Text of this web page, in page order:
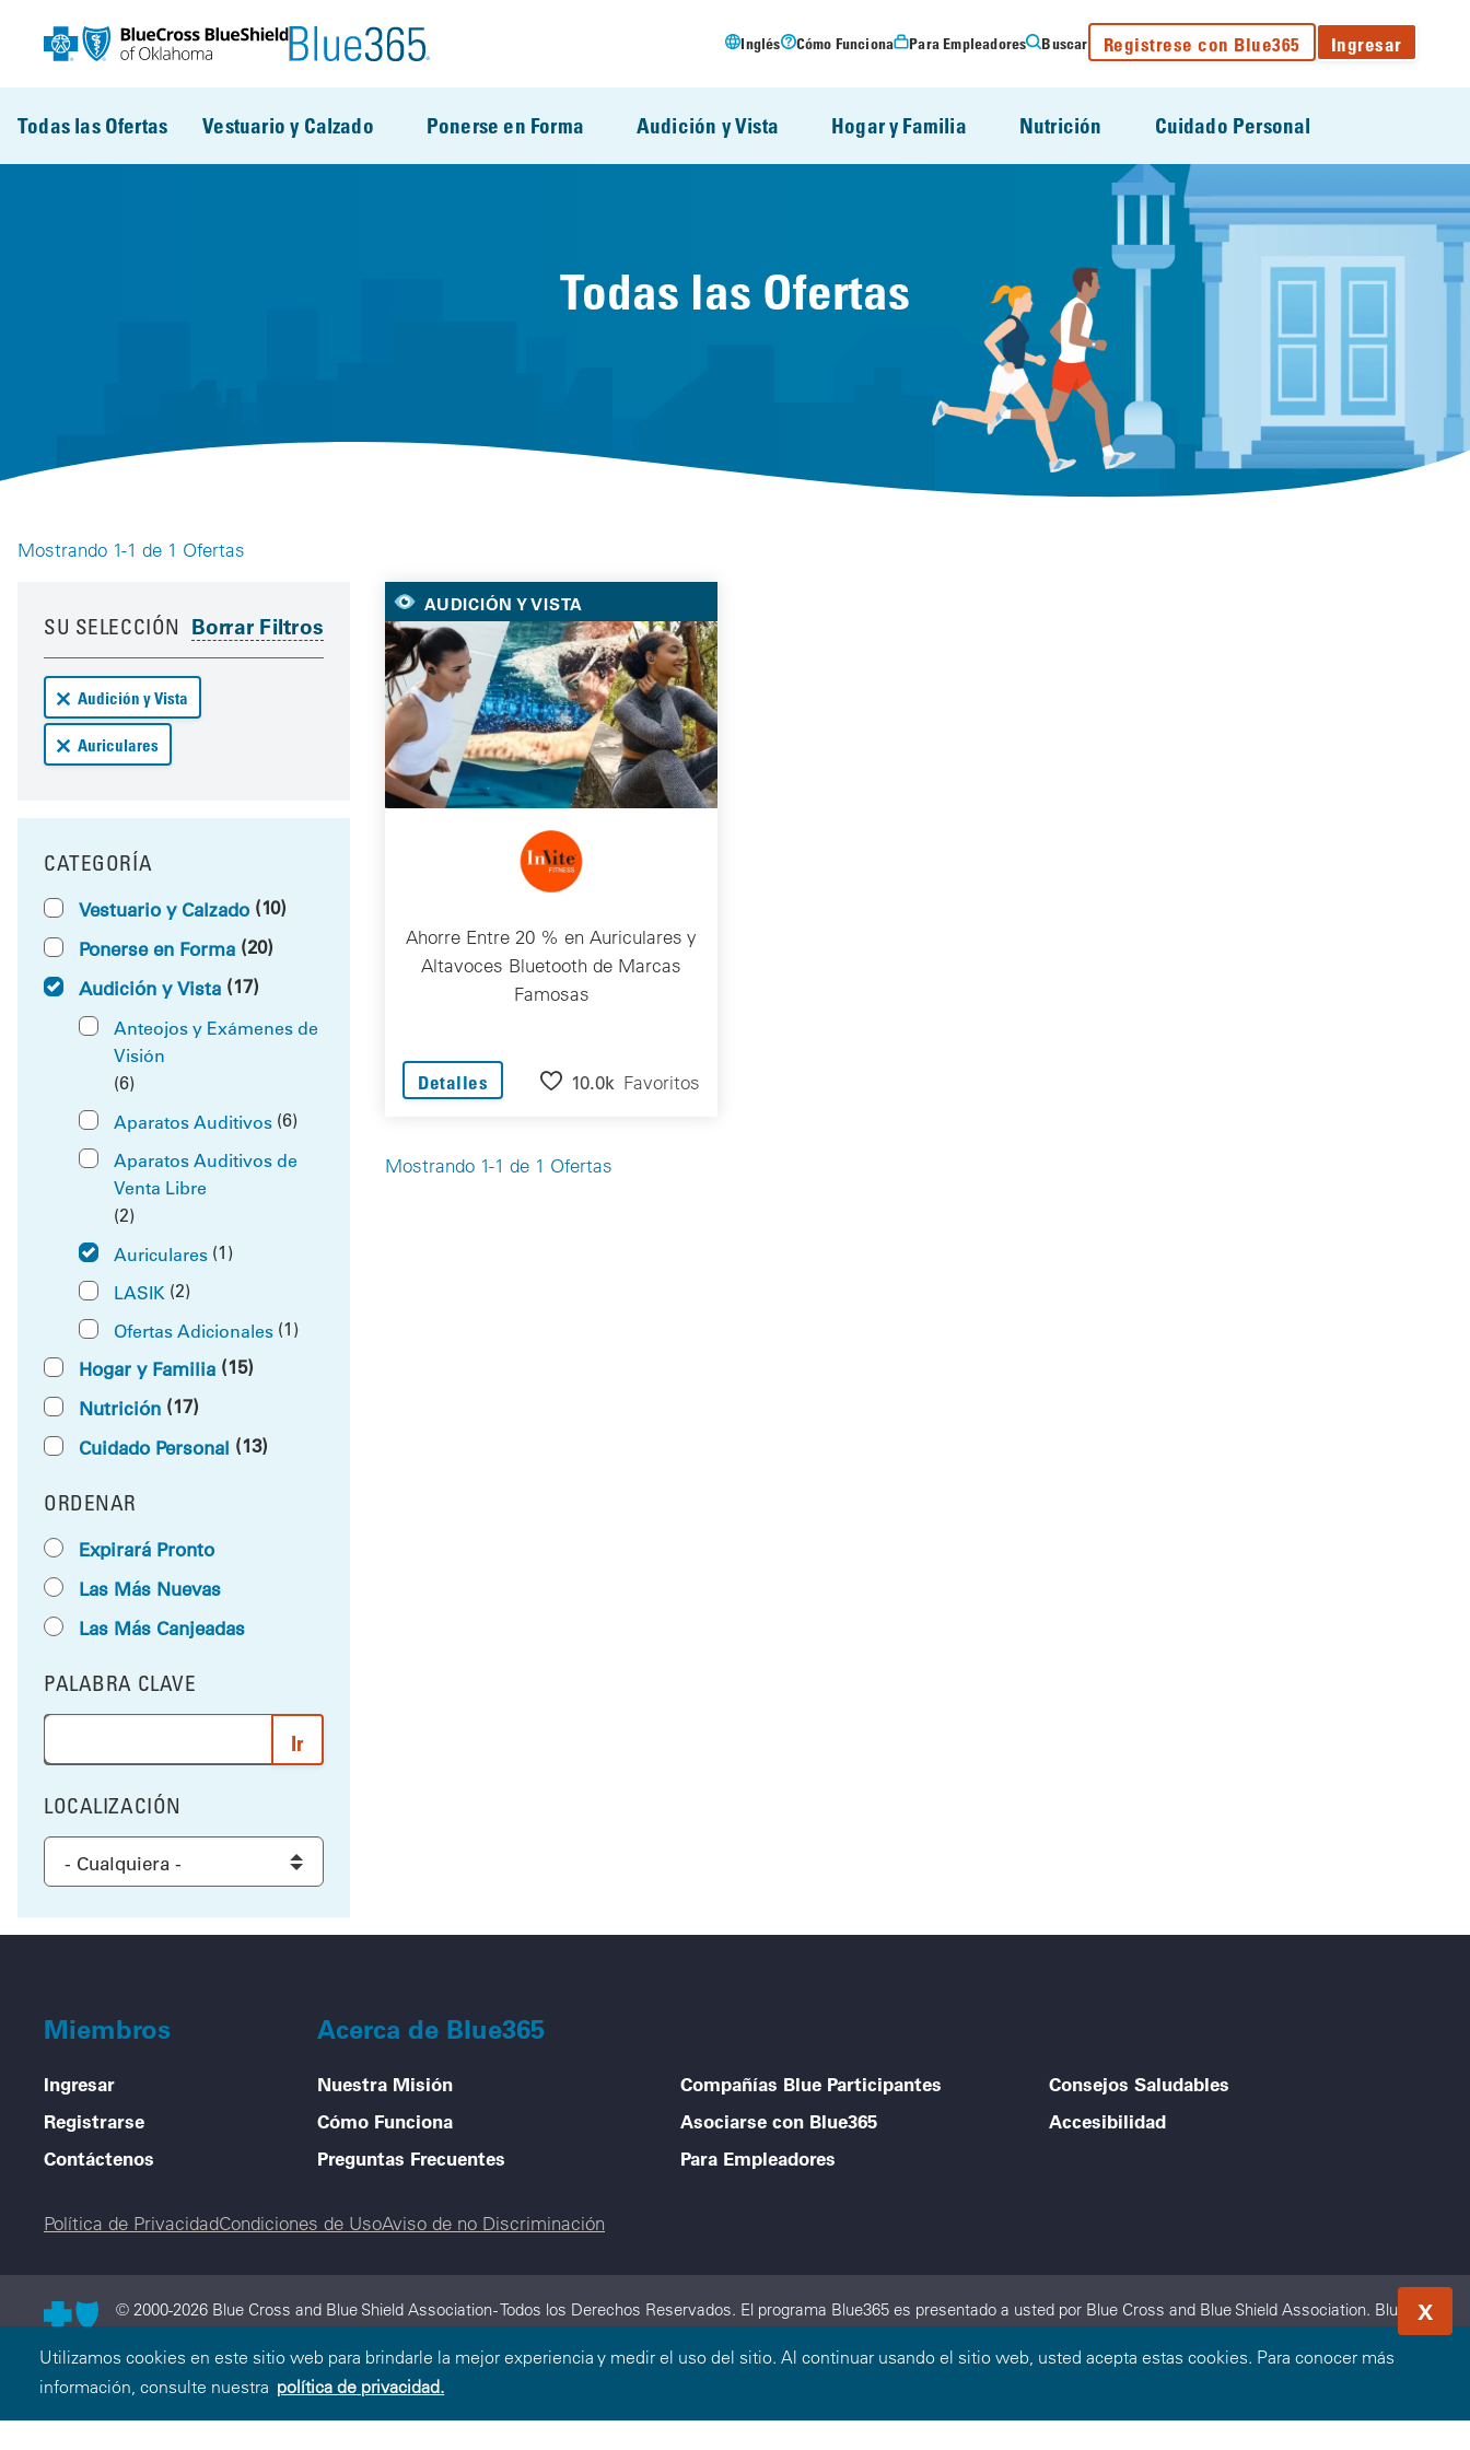
Utilizamos cookies en este sitio web para brindarle la mejor experiencia y medir el uso del sitio. Al continuar usando el sitio web, usted acepta estas cookies. Para conocer más
información, consulte nuestra política de privacidad.
X
Inglés Cómo Funciona Para Empleadores Buscar Registrese con Blue365 Ingresar
Todas las Ofertas Vestuario y Calzado Ponerse en Forma Audición y Vista Hogar y Familia Nutrición Cuidado Personal
Todas las Ofertas
Mostrando 1-1 de 1 Ofertas
SU SELECCIÓN
Remove Audición y Vista deals from your results
Audición y Vista
Remove Auriculares deals from your results
Auriculares
FILTRAR POR
CATEGORÍA
Vestuario y Calzado (10)
Ponerse en Forma (20)
Audición y Vista (17)
Anteojos y Exámenes de
Visión
(6)
Aparatos Auditivos (6)
Aparatos Auditivos de
Venta Libre
(2)
Auriculares (1)
LASIK (2)
Ofertas Adicionales (1)
Hogar y Familia (15)
Nutrición (17)
Cuidado Personal (13)
ORDENAR
RESULTS BY
Expirará Pronto
Las Más Nuevas
Las Más Canjeadas
FILTRAR POR
PALABRA CLAVE
Ingrese una palabra o frase para buscar los resultados y ir
FILTRAR POR
LOCALIZACIÓN
Select a location to filter the results
Your Selected Deals
AUDICIÓN Y VISTA
Ahorre Entre 20 % en Auriculares y
Altavoces Bluetooth de Marcas
Famosas
Detalles 10.0k Favoritos
Mostrando 1-1 de 1 Ofertas
Miembros
Ingresar
Registrarse
Contáctenos
Acerca de Blue365
Nuestra Misión
Cómo Funciona
Preguntas Frecuentes
Compañías Blue Participantes
Asociarse con Blue365
Para Empleadores
Consejos Saludables
Accesibilidad
Legal menu
Política de PrivacidadCondiciones de UsoAviso de no Discriminación
© 2000-2026 Blue Cross and Blue Shield Association - Todos los Derechos Reservados. El programa Blue365 es presentado a usted por Blue Cross and Blue Shield Association. Blue
Cross and Blue Shield Association es una asociación de Compañías Blue Cross y/o Blue Shield independientes que operan a nivel local. Blue Cross and Blue Shield of Oklahoma, una
División de Health Care Service Corporation, una Mutual Legal Reserve Company, es un licenciatario independiente de Blue Cross and Blue Shield Association.